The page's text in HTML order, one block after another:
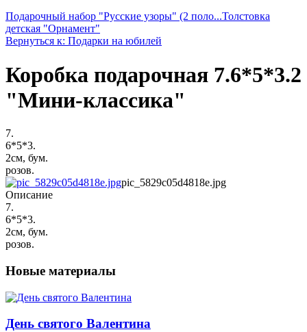
Подарочный набор "Русские узоры" (2 поло...Толстовка
детская "Орнамент"
Вернуться к: Подарки на юбилей
Коробка подарочная 7.6*5*3.2
"Мини-классика"
7.
6*5*3.
2см, бум.
розов.
pic_5829c05d4818e.jpg
Описание
7.
6*5*3.
2см, бум.
розов.
Новые материалы
День святого Валентина